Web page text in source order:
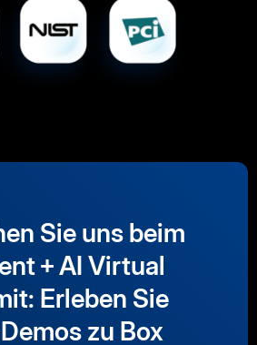
Sie uns beim
+ AI Virtual
Erleben Sie
zu Box